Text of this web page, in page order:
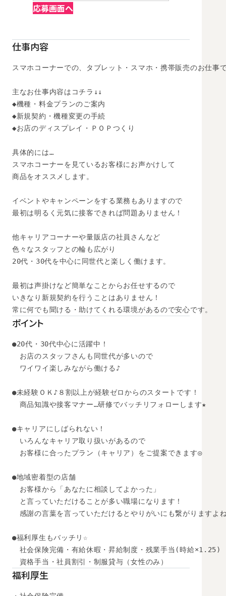
応募画面へ
仕事内容
スマホコーナーでの、タブレット・スマホ・携帯販売のお仕事
主なお仕事内容はコチラ↓↓
◆機種・料金プランのご案内
◆新規契約・機種変更の手続
◆お店のディスプレイ・ＰＯＰつくり
具体的には…
スマホコーナーを見ているお客様にお声かけして
商品をオススメします。
イベントやキャンペーンをする業務もありますので
最初は明るく元気に接客できれば問題ありません！
他キャリアコーナーや量販店の社員さんなど
色々なスタッフとの輪も広がり
20代・30代を中心に同世代と楽しく働けます。
最初は声掛けなど簡単なことからお任せするので
いきなり新規契約を行うことはありません！
常に何でも聞ける・助けてくれる環境があるので安心です。
ポイント
●20代・30代中心に活躍中！
お店のスタッフさんも同世代が多いので
ワイワイ楽しみながら働ける♪
●未経験ＯＫ♪８割以上が経験ゼロからのスタートです！
商品知識や接客マナー…研修でバッチリフォローします★
●キャリアにしばられない！
いろんなキャリア取り扱いがあるので
お客様に合ったプラン（キャリア）をご提案できます◎
●地域密着型の店舗
お客様から「あなたに相談してよかった」
と言っていただけることが多い職場になります！
感謝の言葉を言っていただけるとやりがいにも繋がりますよ
●福利厚生もバッチリ☆
社会保険完備・有給休暇・昇給制度・残業手当(時給×1.25)
資格手当・社員割引・制服貸与（女性のみ）
福利厚生